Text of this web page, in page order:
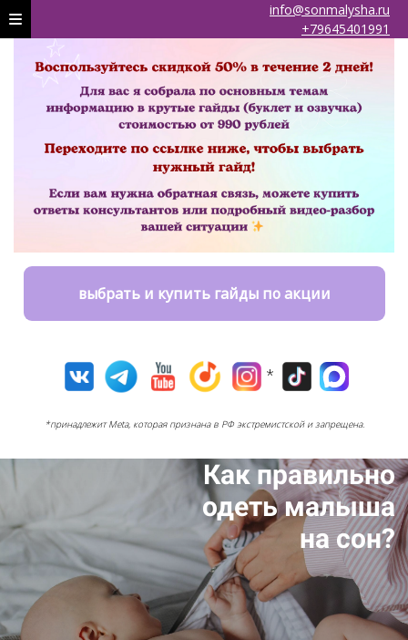
info@sonmalysha.ru
+79645401991
выбрать и купить гайды по акции
*
*принадлежит Meta, которая признана в РФ экстремистской и запрещена.
Как правильно
одеть малыша
на сон?